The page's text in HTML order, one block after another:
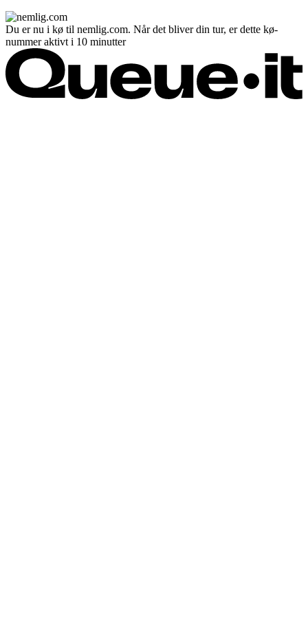
Du er nu i kø til nemlig.com. Når det bliver din tur, er dette kø-
nummer aktivt i 10 minutter